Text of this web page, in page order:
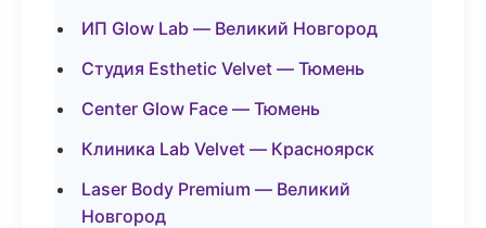
ИП Glow Lab — Великий Новгород
Студия Esthetic Velvet — Тюмень
Center Glow Face — Тюмень
Клиника Lab Velvet — Красноярск
Laser Body Premium — Великий
Новгород